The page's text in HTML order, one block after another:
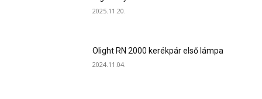
2025.11.20.
Olight RN 2000 kerékpár első lámpa
2024.11.04.